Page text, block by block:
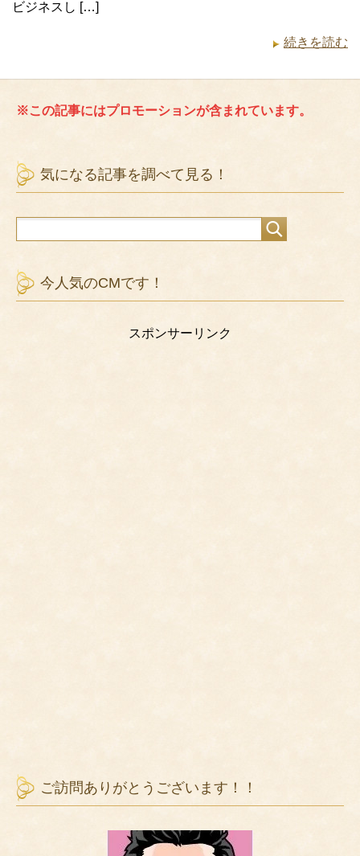
ビジネスし […]
続きを読む
※この記事にはプロモーションが含まれています。
気になる記事を調べて見る！
今人気のCMです！
スポンサーリンク
ご訪問ありがとうございます！！